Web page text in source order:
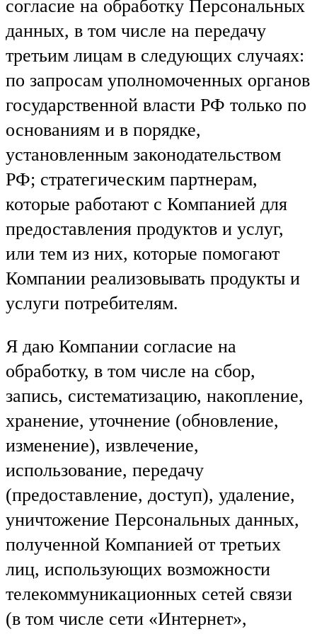
согласие на обработку Персональных
данных, в том числе на передачу
третьим лицам в следующих случаях:
по запросам уполномоченных органов
государственной власти РФ только по
основаниям и в порядке,
установленным законодательством
РФ; стратегическим партнерам,
которые работают с Компанией для
предоставления продуктов и услуг,
или тем из них, которые помогают
Компании реализовывать продукты и
услуги потребителям.
Я даю Компании согласие на
обработку, в том числе на сбор,
запись, систематизацию, накопление,
хранение, уточнение (обновление,
изменение), извлечение,
использование, передачу
(предоставление, доступ), удаление,
уничтожение Персональных данных,
полученной Компанией от третьих
лиц, использующих возможности
телекоммуникационных сетей связи
(в том числе сети «Интернет»,